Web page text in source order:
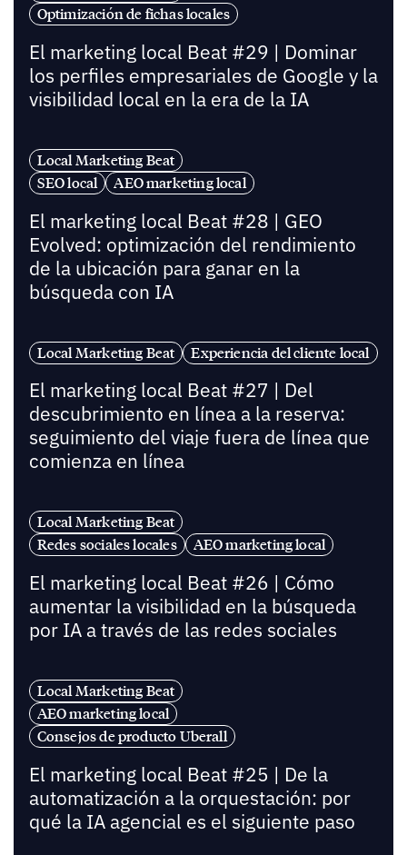
Optimización de fichas locales
El marketing local Beat #29 | Dominar
los perfiles empresariales de Google y la
visibilidad local en la era de la IA
Local Marketing Beat
SEO local
AEO marketing local
El marketing local Beat #28 | GEO
Evolved: optimización del rendimiento
de la ubicación para ganar en la
búsqueda con IA
Local Marketing Beat Experiencia del cliente local
El marketing local Beat #27 | Del
descubrimiento en línea a la reserva:
seguimiento del viaje fuera de línea que
comienza en línea
Local Marketing Beat
Redes sociales locales
AEO marketing local
El marketing local Beat #26 | Cómo
aumentar la visibilidad en la búsqueda
por IA a través de las redes sociales
Local Marketing Beat
AEO marketing local
Consejos de producto Uberall
El marketing local Beat #25 | De la
automatización a la orquestación: por
qué la IA agencial es el siguiente paso